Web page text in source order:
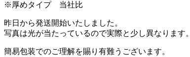
※厚めタイプ 当社比
昨日から発送開始いたしました。
写真は光が当たっているので実際と少し異なります。
簡易包装でのご理解を賜り有難うございます。